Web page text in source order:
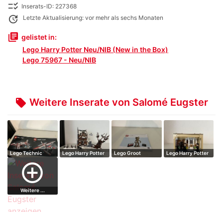
checklist_rtl Inserats-ID: 227368
update Letzte Aktualisierung: vor mehr als sechs Monaten
library_books gelistet in:
Lego Harry Potter Neu/NIB (New in the Box)
Lego 75967 - Neu/NIB
local_offer Weitere Inserate von Salomé Eugster
Lego Technic
Lego Harry Potter
Lego Groot Lego Harry Potter
add_circle_outline
Weitere ...